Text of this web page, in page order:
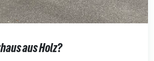
aus Holz?